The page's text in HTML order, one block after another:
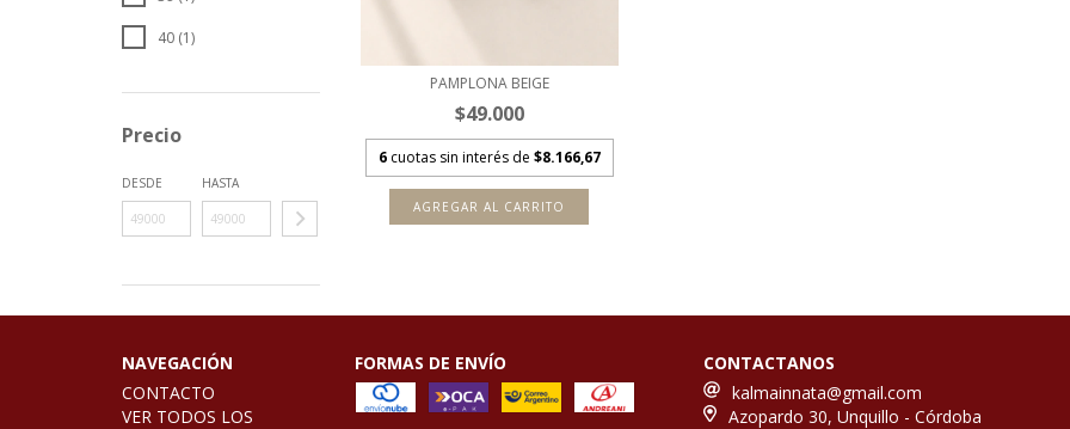
40 (1)
Precio
DESDE HASTA
PAMPLONA BEIGE
$49.000
6 cuotas sin interés de $8.166,67
AGREGAR AL CARRITO
NAVEGACIÓN
CONTACTO
VER TODOS LOS
FORMAS DE ENVÍO
CONTACTANOS
kalmainnata@gmail.com
Azopardo 30, Unquillo - Córdoba